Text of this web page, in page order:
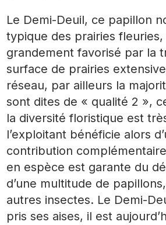
Le Demi-Deuil, ce papillon
typique des prairies
grandement favorisé par la
surface de prairies
réseau, par ailleurs la
sont dites de « qualité 2 »,
la diversité floristique est
l’exploitant bénéficie alors
contribution
en espèce est garante du
d’une multitude de
autres insectes. Le Demi-
pris ses aises, il est